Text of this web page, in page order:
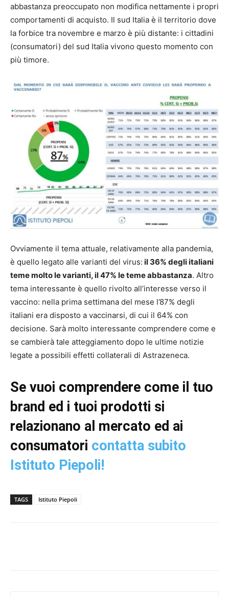
abbastanza preoccupato non modifica nettamente i propri
comportamenti di acquisto. Il sud Italia è il territorio dove
la forbice tra novembre e marzo è più distante: i cittadini
(consumatori) del sud Italia vivono questo momento con
più timore.
Ovviamente il tema attuale, relativamente alla pandemia,
è quello legato alle varianti del virus: il 36% degli italiani
teme molto le varianti, il 47% le teme abbastanza. Altro
tema interessante è quello rivolto all’interesse verso il
vaccino: nella prima settimana del mese l’87% degli
italiani era disposto a vaccinarsi, di cui il 64% con
decisione. Sarà molto interessante comprendere come e
se cambierà tale atteggiamento dopo le ultime notizie
legate a possibili effetti collaterali di Astrazeneca.
Se vuoi comprendere come il tuo
brand ed i tuoi prodotti si
relazionano al mercato ed ai
consumatori contatta subito
Istituto Piepoli!
TAGS Istituto Piepoli